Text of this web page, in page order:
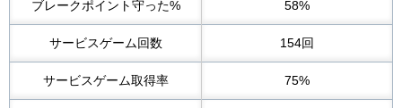
ブレークポイント守った% 58%
サービスゲーム回数 154回
サービスゲーム取得率 75%